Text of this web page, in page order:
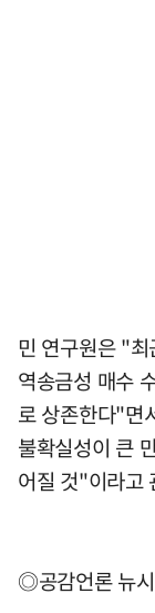
민 연구원은 "
역송금성 매수
로 상존한다"면
불확실성이 큰
어질 것"이라고
◎공감언론 뉴